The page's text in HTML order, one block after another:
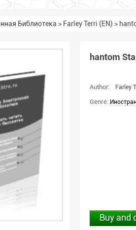
Библиотека > Farley Terri (EN) >
hantom
Author: Farley
Genre:
Buy and